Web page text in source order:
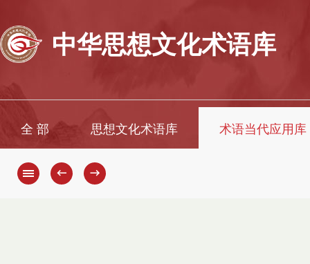
中华思想文化术语库
全 部 思想文化术语库 术语当代应用库
← →